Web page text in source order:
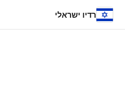
רדיו ישראלי